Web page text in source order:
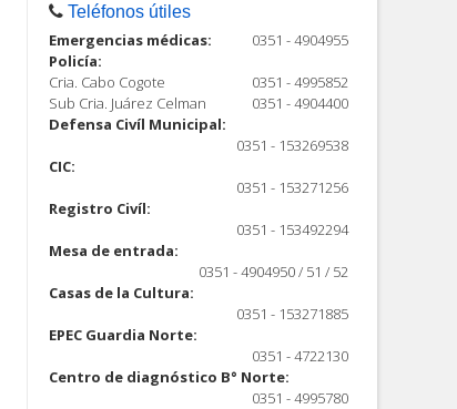
Teléfonos útiles
Emergencias médicas:
0351 - 4904955
Policía:
Cria. Cabo Cogote
0351 - 4995852
Sub Cria. Juárez Celman
0351 - 4904400
Defensa Civíl Municipal:
0351 - 153269538
CIC:
0351 - 153271256
Registro Civíl:
0351 - 153492294
Mesa de entrada:
0351 - 4904950 / 51 / 52
Casas de la Cultura:
0351 - 153271885
EPEC Guardia Norte:
0351 - 4722130
Centro de diagnóstico B° Norte:
0351 - 4995780